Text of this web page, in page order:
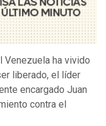
Venezuela ha vivido
liberado, el líder
encargado Juan
contra el